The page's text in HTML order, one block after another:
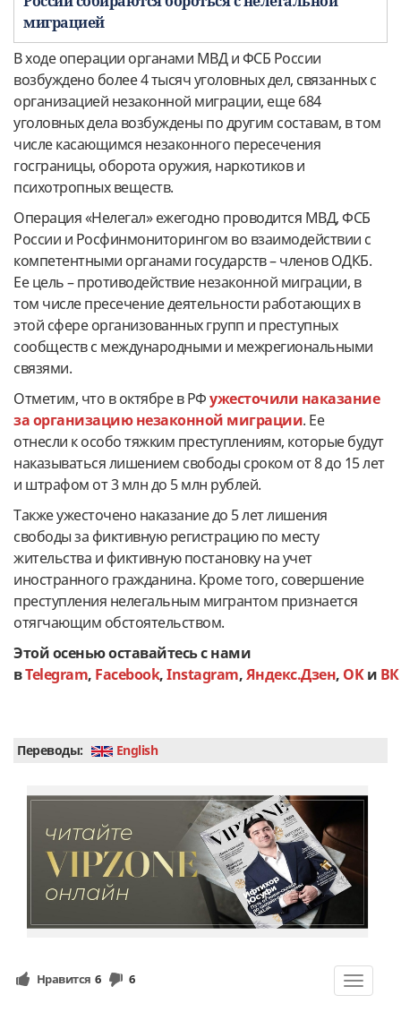
миграцией
В ходе операции органами МВД и ФСБ России
возбуждено более 4 тысяч уголовных дел, связанных с
организацией незаконной миграции, еще 684
уголовных дела возбуждены по другим составам, в том
числе касающимся незаконного пересечения
госграницы, оборота оружия, наркотиков и
психотропных веществ.
Операция «Нелегал» ежегодно проводится МВД, ФСБ
России и Росфинмониторингом во взаимодействии с
компетентными органами государств – членов ОДКБ.
Ее цель – противодействие незаконной миграции, в
том числе пресечение деятельности работающих в
этой сфере организованных групп и преступных
сообществ с международными и межрегиональными
связями.
Отметим, что в октябре в РФужесточили наказание
за организацию незаконной миграции. Ее
отнесли к особо тяжким преступлениям, которые будут
наказываться лишением свободы сроком от 8 до 15 лет
и штрафом от 3 млн до 5 млн рублей.
Также ужесточено наказание до 5 лет лишения
свободы за фиктивную регистрацию по месту
жительства и фиктивную постановку на учет
иностранного гражданина. Кроме того, совершение
преступления нелегальным мигрантом признается
отягчающим обстоятельством.
Этой осенью оставайтесь с нами
вTelegram, Facebook,Instagram,Яндекс.Дзен, OKи ВК
Переводы: English
Toggle
Нравится 6 6